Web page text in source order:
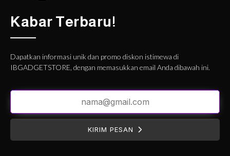
Kabar Terbaru!
Dapatkan informasi unik dan promo diskon istimewa di
IBGADGETSTORE, dengan memasukkan email Anda dibawah ini.
KIRIM PESAN